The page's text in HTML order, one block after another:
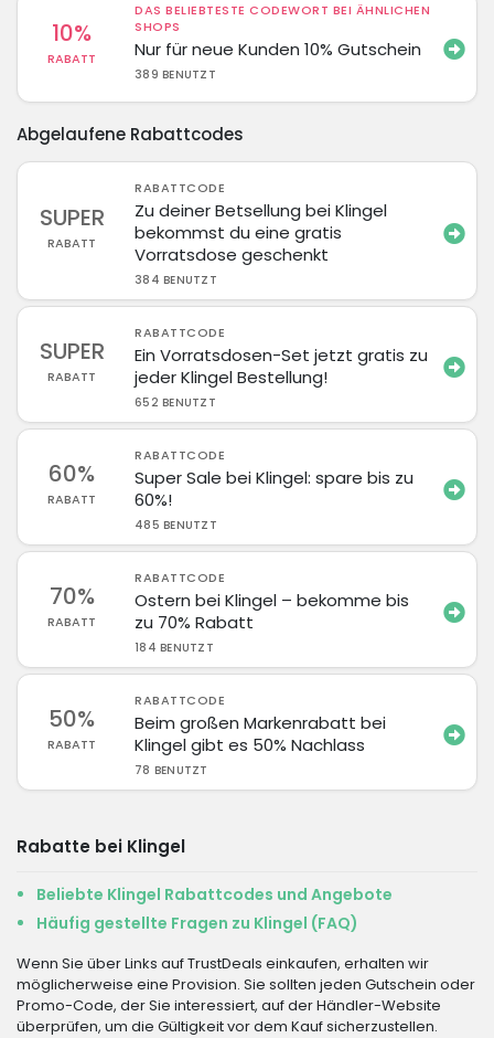
10%
RABATT
DAS BELIEBTESTE CODEWORT BEI ÄHNLICHEN
SHOPS
Nur für neue Kunden 10% Gutschein
389 BENUTZT
Abgelaufene Rabattcodes
SUPER
RABATT
RABATTCODE
Zu deiner Betsellung bei Klingel
bekommst du eine gratis
Vorratsdose geschenkt
384 BENUTZT
SUPER
RABATT
RABATTCODE
Ein Vorratsdosen-Set jetzt gratis zu
jeder Klingel Bestellung!
652 BENUTZT
60%
RABATT
RABATTCODE
Super Sale bei Klingel: spare bis zu
60%!
485 BENUTZT
70%
RABATT
RABATTCODE
Ostern bei Klingel – bekomme bis
zu 70% Rabatt
184 BENUTZT
50%
RABATT
RABATTCODE
Beim großen Markenrabatt bei
Klingel gibt es 50% Nachlass
78 BENUTZT
Rabatte bei Klingel
Beliebte Klingel Rabattcodes und Angebote
Häufig gestellte Fragen zu Klingel (FAQ)
Wenn Sie über Links auf TrustDeals einkaufen, erhalten wir
möglicherweise eine Provision. Sie sollten jeden Gutschein oder
Promo-Code, der Sie interessiert, auf der Händler-Website
überprüfen, um die Gültigkeit vor dem Kauf sicherzustellen.